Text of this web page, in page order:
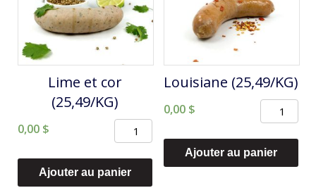
Lime et cor
(25,49/KG)
0,00 $
quantité
de
Lime
Ajouter au panier
Louisiane (25,49/KG)
0,00 $
quantité
de
Louisiane
(25,49/KG)
Ajouter au panier